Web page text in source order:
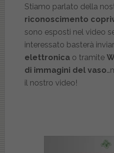
Stiamo parlato della
riconoscimento
sono esposti nel video
interessato basterà
elettronicao tramite
di immagini del vaso
il nostro video!